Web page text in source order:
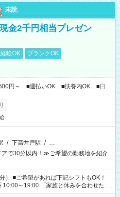
未読
金2千円相当プレゼン
験OK
ブランクOK
円～ ■週払いOK ■扶養内OK ■日
/ 下高井戸駅 / …
で30分以内！≫ご希望の勤務地を紹介
OK！
家族と休みを合わせた
飯の準備がしたい」 「できれば残業はし